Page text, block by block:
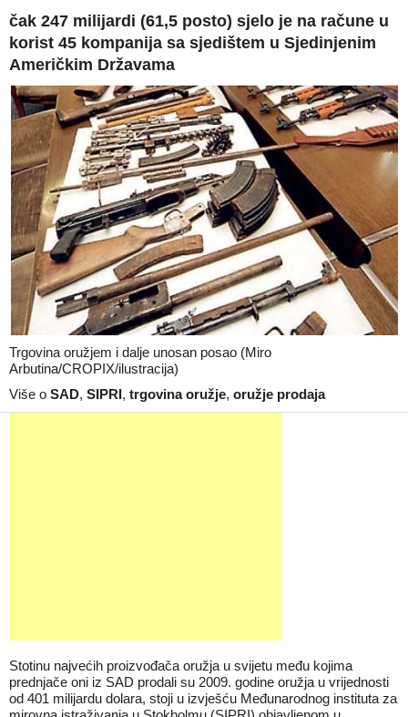
čak 247 milijardi (61,5 posto) sjelo je na račune u
korist 45 kompanija sa sjedištem u Sjedinjenim
Američkim Državama
Trgovina oružjem i dalje unosan posao (Miro
Arbutina/CROPIX/ilustracija)
Više o SAD, SIPRI, trgovina oružje, oružje prodaja
Stotinu najvećih proizvođača oružja u svijetu među kojima
prednjače oni iz SAD prodali su 2009. godine oružja u vrijednosti
od 401 milijardu dolara, stoji u izvješću Međunarodnog instituta za